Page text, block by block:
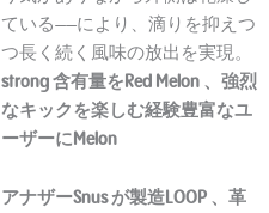
ている——により、滴りを抑えつ
つ長く続く風味の放出を実現。
strong 含有量をRed Melon 、強烈
なキックを楽しむ経験豊富なユ
ーザーにMelon
アナザーSnusが製造LOOP 、革